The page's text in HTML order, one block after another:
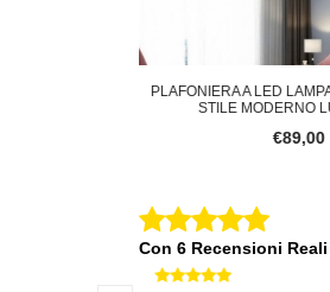
DA SOFFITTO
LAMPADARIO
SOFFITTO
Con 6 Recensioni Reali